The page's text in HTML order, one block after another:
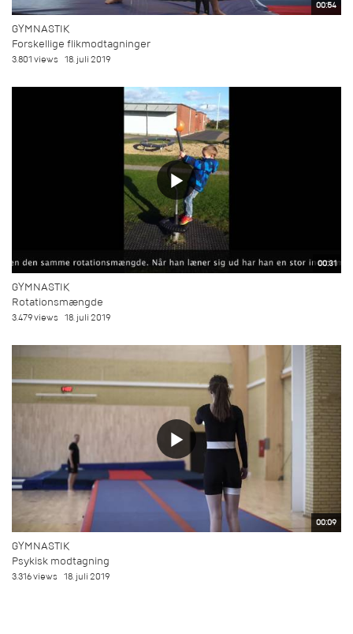
00:54
GYMNASTIK
Forskellige flikmodtagninger
3.801 views 18. juli 2019
00:31
GYMNASTIK
Rotationsmængde
3.479 views 18. juli 2019
00:09
GYMNASTIK
Psykisk modtagning
3.316 views 18. juli 2019